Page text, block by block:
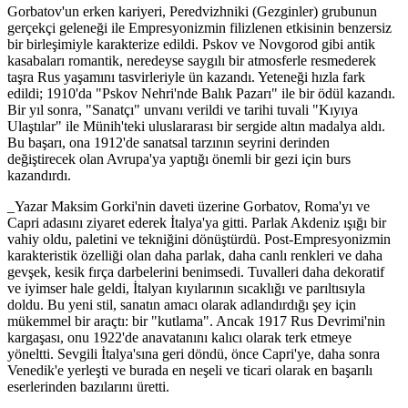
Gorbatov'un erken kariyeri, Peredvizhniki (Gezginler) grubunun
gerçekçi geleneği ile Empresyonizmin filizlenen etkisinin benzersiz
bir birleşimiyle karakterize edildi. Pskov ve Novgorod gibi antik
kasabaları romantik, neredeyse saygılı bir atmosferle resmederek
taşra Rus yaşamını tasvirleriyle ün kazandı. Yeteneği hızla fark
edildi; 1910'da "Pskov Nehri'nde Balık Pazarı" ile bir ödül kazandı.
Bir yıl sonra, "Sanatçı" unvanı verildi ve tarihi tuvali "Kıyıya
Ulaştılar" ile Münih'teki uluslararası bir sergide altın madalya aldı.
Bu başarı, ona 1912'de sanatsal tarzının seyrini derinden
değiştirecek olan Avrupa'ya yaptığı önemli bir gezi için burs
kazandırdı.
_Yazar Maksim Gorki'nin daveti üzerine Gorbatov, Roma'yı ve
Capri adasını ziyaret ederek İtalya'ya gitti. Parlak Akdeniz ışığı bir
vahiy oldu, paletini ve tekniğini dönüştürdü. Post-Empresyonizmin
karakteristik özelliği olan daha parlak, daha canlı renkleri ve daha
gevşek, kesik fırça darbelerini benimsedi. Tuvalleri daha dekoratif
ve iyimser hale geldi, İtalyan kıyılarının sıcaklığı ve parıltısıyla
doldu. Bu yeni stil, sanatın amacı olarak adlandırdığı şey için
mükemmel bir araçtı: bir "kutlama". Ancak 1917 Rus Devrimi'nin
kargaşası, onu 1922'de anavatanını kalıcı olarak terk etmeye
yöneltti. Sevgili İtalya'sına geri döndü, önce Capri'ye, daha sonra
Venedik'e yerleşti ve burada en neşeli ve ticari olarak en başarılı
eserlerinden bazılarını üretti.